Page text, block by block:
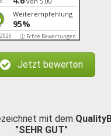
Weiterempfehlung
95%
ⓘ Echte Bewertungen
Jetzt bewerten
mit dem
"SEHR GUT"